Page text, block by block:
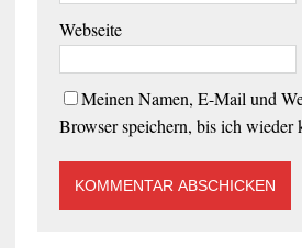
Webseite
Meinen Namen, E-Mail und
Browser speichern, bis ich wieder